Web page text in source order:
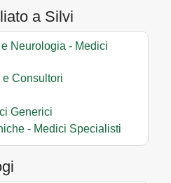
a Silvi
Neurologia - Medici
Consultori
Generici
- Medici Specialisti